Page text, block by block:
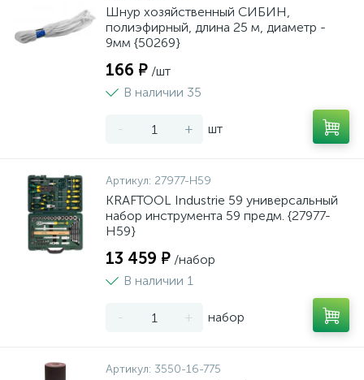
Шнур хозяйственный СИБИН,
полиэфирный, длина 25 м, диаметр -
9мм {50269}
166 ₽ /шт
В наличии 35
- + шт
Артикул: 27977-H59
KRAFTOOL Industrie 59 универсальный
набор инструмента 59 предм. {27977-
H59}
13 459 ₽ /набор
В наличии 1
- + набор
Артикул: 3550-16-775